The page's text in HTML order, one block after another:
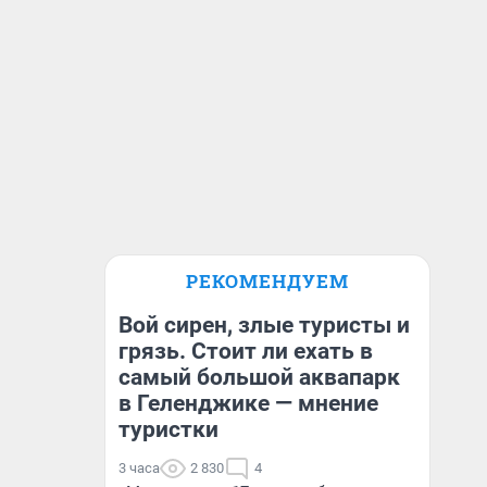
РЕКОМЕНДУЕМ
Вой сирен, злые туристы и
грязь. Стоит ли ехать в
самый большой аквапарк
в Геленджике — мнение
туристки
3 часа 2 830 4